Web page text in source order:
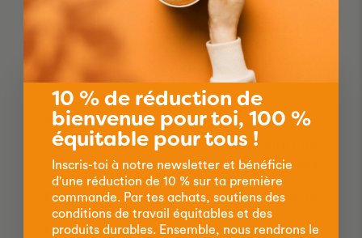
Dans l'aperçu
Création de
1993 als Kooperative,
seit 1996 Fairtrade
zertifiziert
Partenaire claro depuis
Lieu
Estelí, Madriz & Nueva
10 % de réduction de
bienvenue pour toi, 100 %
équitable pour tous !
Inscris-toi à notre newsletter et bénéficie
d'une réduction de 10 % sur ta première
commande. Par tes achats, soutiens des
conditions de travail équitables et des
produits durables. Ensemble, nous rendrons le